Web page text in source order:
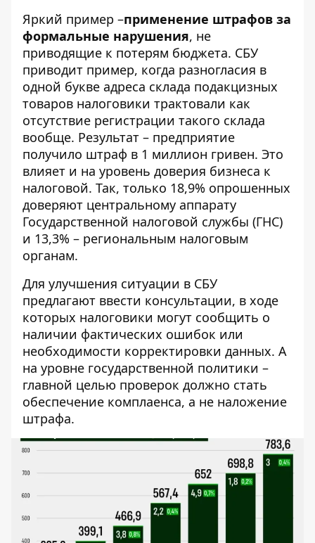
Яркий пример –применение штрафов за
формальные нарушения, не
приводящие к потерям бюджета. СБУ
приводит пример, когда разногласия в
одной букве адреса склада подакцизных
товаров налоговики трактовали как
отсутствие регистрации такого склада
вообще. Результат – предприятие
получило штраф в 1 миллион гривен. Это
влияет и на уровень доверия бизнеса к
налоговой. Так, только 18,9% опрошенных
доверяют центральному аппарату
Государственной налоговой службы (ГНС)
и 13,3% – региональным налоговым
органам.
Для улучшения ситуации в СБУ
предлагают ввести консультации, в ходе
которых налоговики могут сообщить о
наличии фактических ошибок или
необходимости корректировки данных. А
на уровне государственной политики –
главной целью проверок должно стать
обеспечение комплаенса, а не наложение
штрафа.